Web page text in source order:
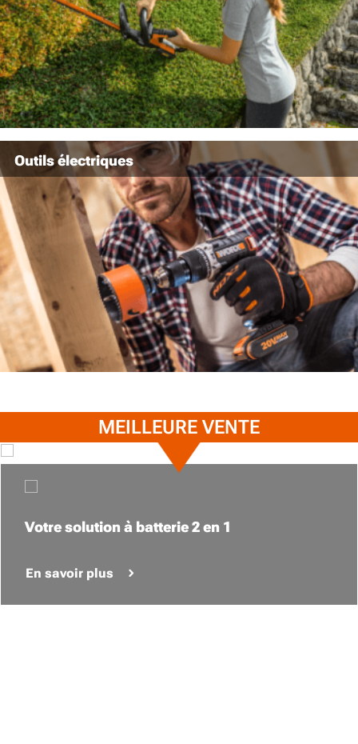
Outils électriques
MEILLEURE VENTE
Votre solution à batterie 2 en 1
En savoir plus